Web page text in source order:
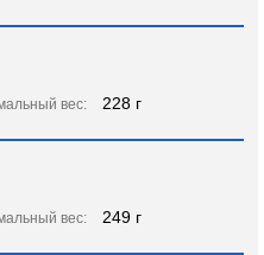
вес: 228 г
вес: 249 г